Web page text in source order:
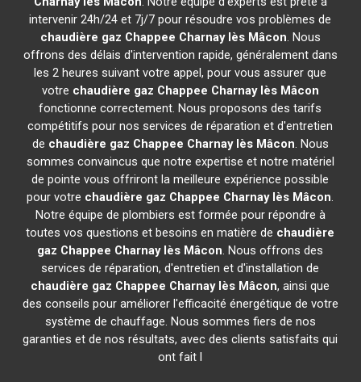
intervenir 24h/24 et 7j/7 pour résoudre vos problèmes de
chaudière gaz Chappee Charnay lès Mâcon. Nous
offrons des délais d'intervention rapide, généralement dans
les 2 heures suivant votre appel, pour vous assurer que
votre chaudière gaz Chappee Charnay lès Mâcon
fonctionne correctement. Nous proposons des tarifs
compétitifs pour nos services de réparation et d'entretien
de chaudière gaz Chappee Charnay lès Mâcon. Nous
sommes convaincus que notre expertise et notre matériel
de pointe vous offriront la meilleure expérience possible
pour votre chaudière gaz Chappee Charnay lès Mâcon.
Notre équipe de plombiers est formée pour répondre à
toutes vos questions et besoins en matière de chaudière
gaz Chappee Charnay lès Mâcon. Nous offrons des
services de réparation, d'entretien et d'installation de
chaudière gaz Chappee Charnay lès Mâcon, ainsi que
des conseils pour améliorer l'efficacité énergétique de votre
système de chauffage. Nous sommes fiers de nos
garanties et de nos résultats, avec des clients satisfaits qui
ont fait l